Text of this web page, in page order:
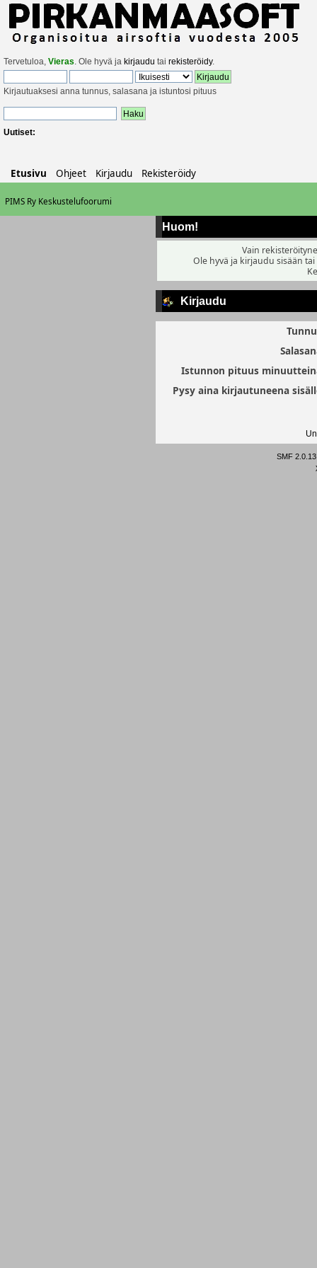
Tervetuloa, Vieras. Ole hyvä ja kirjaudu tai rekisteröidy.
Kirjautuaksesi anna tunnus, salasana ja istuntosi pituus
Uutiset:
Etusivu Ohjeet Kirjaudu Rekisteröidy
PIMS Ry Keskustelufoorumi
Huom!
Vain
Ole hyvä ja kirjaudu sisään tai
Kirjaudu
Istunnon pituus
Pysy aina kirjautuneena
SMF 2.0.13